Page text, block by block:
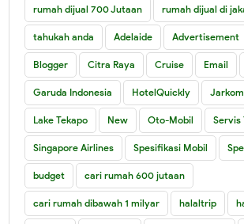
rumah dijual 700 Jutaan rumah dijual di
tahukah anda Adelaide Advertisement
Blogger Citra Raya Cruise Email
Garuda Indonesia HotelQuickly Jarkom
Lake Tekapo New Oto-Mobil Servis
Singapore Airlines Spesifikasi Mobil
budget cari rumah 600 jutaan
cari rumah dibawah 1 milyar halaltrip